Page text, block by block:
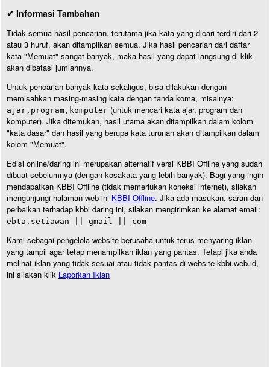
✔ Informasi Tambahan
Tidak semua hasil pencarian, terutama jika kata yang dicari terdiri dari 2
atau 3 huruf, akan ditampilkan semua. Jika hasil pencarian dari daftar
kata "Memuat" sangat banyak, maka hasil yang dapat langsung di klik
akan dibatasi jumlahnya.
Untuk pencarian banyak kata sekaligus, bisa dilakukan dengan
memisahkan masing-masing kata dengan tanda koma, misalnya:
ajar,program,komputer (untuk mencari kata ajar, program dan
komputer). Jika ditemukan, hasil utama akan ditampilkan dalam kolom
"kata dasar" dan hasil yang berupa kata turunan akan ditampilkan dalam
kolom "Memuat".
Edisi online/daring ini merupakan alternatif versi KBBI Offline yang sudah
dibuat sebelumnya (dengan kosakata yang lebih banyak). Bagi yang ingin
mendapatkan KBBI Offline (tidak memerlukan koneksi internet), silakan
mengunjungi halaman web ini KBBI Offline. Jika ada masukan, saran dan
perbaikan terhadap kbbi daring ini, silakan mengirimkan ke alamat email:
ebta.setiawan || gmail || com
Kami sebagai pengelola website berusaha untuk terus menyaring iklan
yang tampil agar tetap menampilkan iklan yang pantas. Tetapi jika anda
melihat iklan yang tidak sesuai atau tidak pantas di website kbbi.web.id,
ini silakan klik Laporkan Iklan